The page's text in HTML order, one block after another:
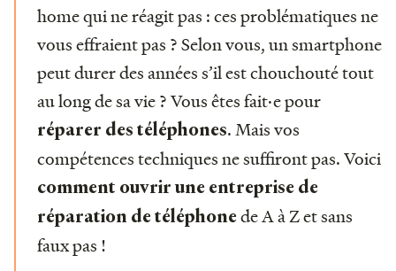
home qui ne réagit pas : ces problématiques ne
vous effraient pas ? Selon vous, un smartphone
peut durer des années s’il est chouchouté tout
au long de sa vie ? Vous êtes fait·e pour
réparer des téléphones. Mais vos
compétences techniques ne suffiront pas. Voici
comment ouvrir une entreprise de
réparation de téléphonede A à Z et sans
faux pas !